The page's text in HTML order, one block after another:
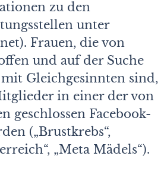
zu den
unter
Frauen, die von
und auf der Suche
Gleichgesinnten sind,
in einer der von
geschlossen Facebook-
(„Brustkrebs“,
„Meta Mädels“).